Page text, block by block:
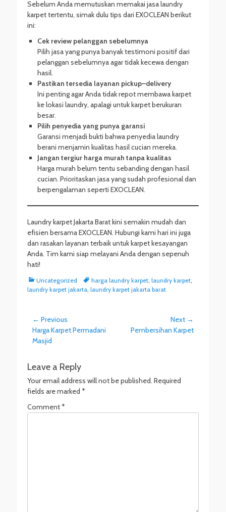
Sebelum Anda memutuskan memakai jasa laundry
karpet tertentu, simak dulu tips dari EXOCLEAN berikut
ini:
Cek review pelanggan sebelumnya
Pilih jasa yang punya banyak testimoni positif dari
pelanggan sebelumnya agar tidak kecewa dengan
hasil.
Pastikan tersedia layanan pickup–delivery
Ini penting agar Anda tidak repot membawa karpet
ke lokasi laundry, apalagi untuk karpet berukuran
besar.
Pilih penyedia yang punya garansi
Garansi menjadi bukti bahwa penyedia laundry
berani menjamin kualitas hasil cucian mereka.
Jangan tergiur harga murah tanpa kualitas
Harga murah belum tentu sebanding dengan hasil
cucian. Prioritaskan jasa yang sudah profesional dan
berpengalaman seperti EXOCLEAN.
Laundry karpet Jakarta Barat kini semakin mudah dan
efisien bersama EXOCLEAN. Hubungi kami hari ini juga
dan rasakan layanan terbaik untuk karpet kesayangan
Anda. Tim kami siap melayani Anda dengan sepenuh
hati!
Categories
Uncategorized Tagsharga laundry karpet, laundry karpet,
laundry karpet jakarta, laundry karpet jakarta barat
Post
navigation
← Previous
Previous
post:
Harga Karpet Permadani
Masjid
Next →
Pembersihan Karpet
Leave a Reply
Your email address will not be published. Required
fields are marked *
Comment*